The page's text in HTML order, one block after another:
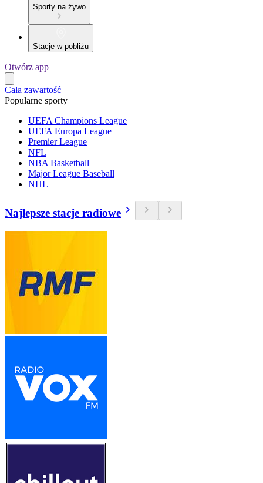
Sporty na żywo
Stacje w pobliżu
Otwórz app
Cała zawartość
Popularne sporty
UEFA Champions League
UEFA Europa League
Premier League
NFL
NBA Basketball
Major League Baseball
NHL
Najlepsze stacje radiowe